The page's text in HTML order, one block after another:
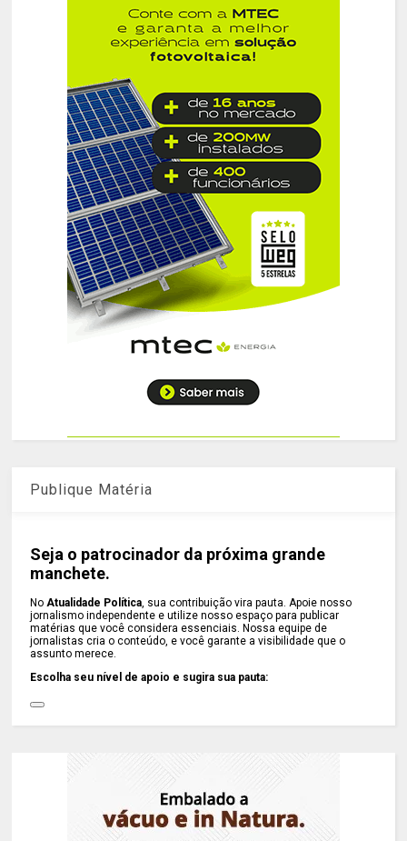
Publique Matéria
Seja o patrocinador da próxima grande
manchete.
NoAtualidade Política, sua contribuição vira pauta. Apoie nosso
jornalismo independente e utilize nosso espaço para publicar
matérias que você considera essenciais. Nossa equipe de
jornalistas cria o conteúdo, e você garante a visibilidade que o
assunto merece.
Escolha seu nível de apoio e sugira sua pauta: